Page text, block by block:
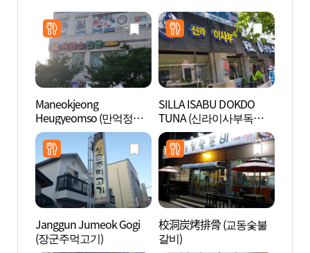
Maneokjeong
Heugyeomso (만억정흑
염소)
SILLA ISABU DOKDO
TUNA (신라이사부독도참
치)
Janggun Jumeok Gogi
(장군주먹고기)
校洞炭烤排骨 (교동숯불
갈비)